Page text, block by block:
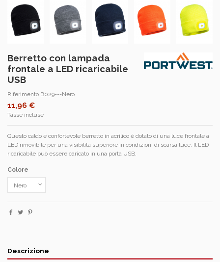
Berretto con lampada
frontale a LED ricaricabile
USB
Riferimento B029---Nero
11,96 €
Tasse incluse
Questo caldo e confortevole berretto in acrilico è dotato di una luce frontale a
LED rimovibile per una visibilità superiore in condizioni di scarsa luce. Il LED
ricaricabile può essere caricato in una porta USB.
Colore
Descrizione